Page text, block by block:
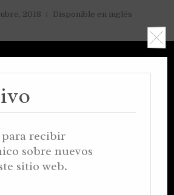
2018 Disponible en inglés
recibir
sobre nuevos
sitio web.